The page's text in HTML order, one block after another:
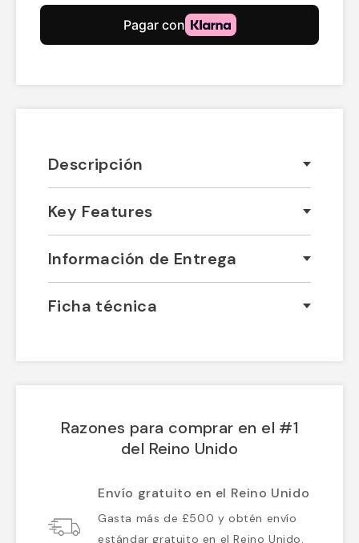
Descripción
Key Features
Información de Entrega
Ficha técnica
Razones para comprar en el #1
del Reino Unido
Envío gratuito en el Reino Unido
Gasta más de £500 y obtén envío
estándar gratuito en el Reino Unido.